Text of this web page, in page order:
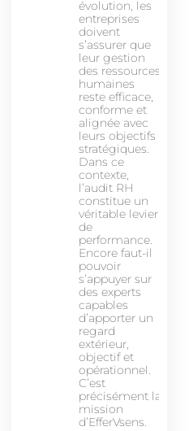
évolution, les
entreprises
doivent
s’assurer que
leur gestion
des ressources
humaines
reste efficace,
conforme et
alignée avec
leurs objectifs
stratégiques.
Dans ce
contexte,
l’audit RH
constitue un
véritable levier
de
performance.
Encore faut-il
pouvoir
s’appuyer sur
des experts
capables
d’apporter un
regard
extérieur,
objectif et
opérationnel.
C’est
précisément la
mission
d’EfferVsens.